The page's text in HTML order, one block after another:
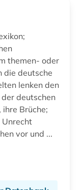
themen- oder
die deutsche
lenken den
deutschen
Brüche;
Unrecht
vor und ...